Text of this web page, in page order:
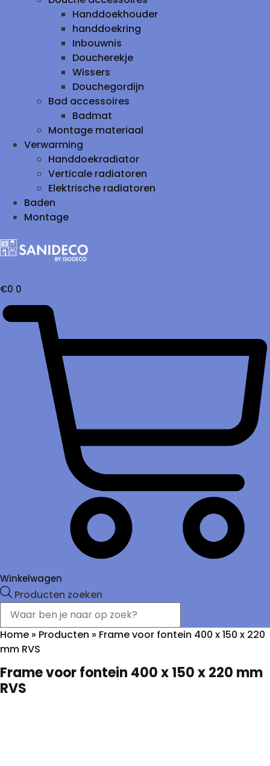
Handdoekhouder
handdoekring
Inbouwnis
Doucherekje
Wissers
Douchegordijn
Bad accessoires
Badmat
Montage materiaal
Verwarming
Handdoekradiator
Verticale radiatoren
Elektrische radiatoren
Baden
Montage
€0 0
Winkelwagen
Producten zoeken
Home » Producten » Frame voor fontein 400 x 150 x 220
mm RVS
Frame voor fontein 400 x 150 x 220 mm
RVS